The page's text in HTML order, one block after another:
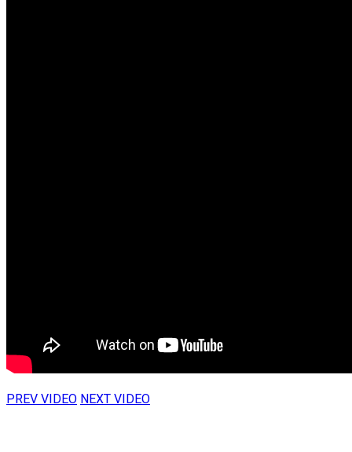
PREV VIDEO NEXT VIDEO